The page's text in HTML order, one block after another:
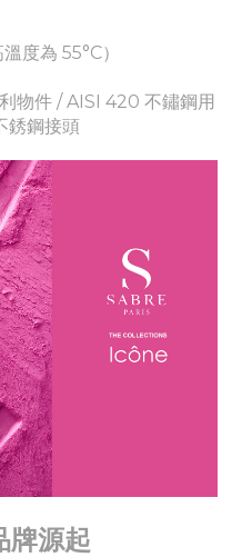
度為 55°C）
物件 / AISI 420 不鏽鋼用
銹鋼接頭
牌源起